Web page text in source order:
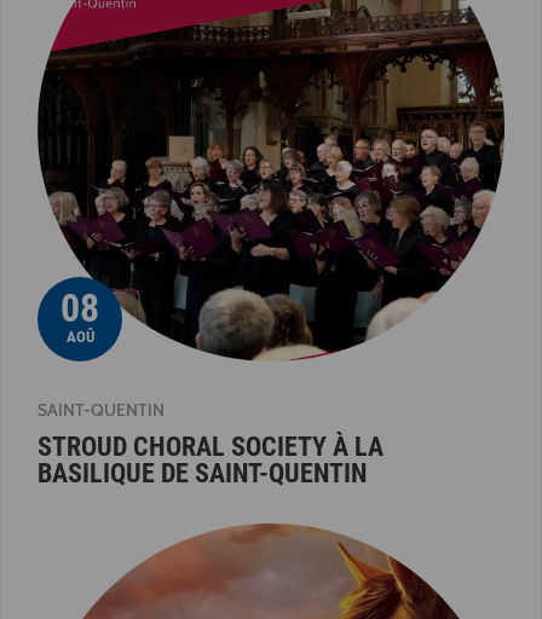
08
AOÛ
SAINT-QUENTIN
STROUD CHORAL SOCIETY À LA
BASILIQUE DE SAINT-QUENTIN